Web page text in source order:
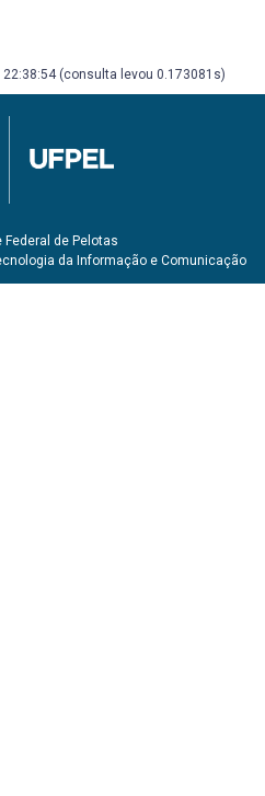
(consulta levou 0.173081s)
Federal de Pelotas
da Informação e Comunicação